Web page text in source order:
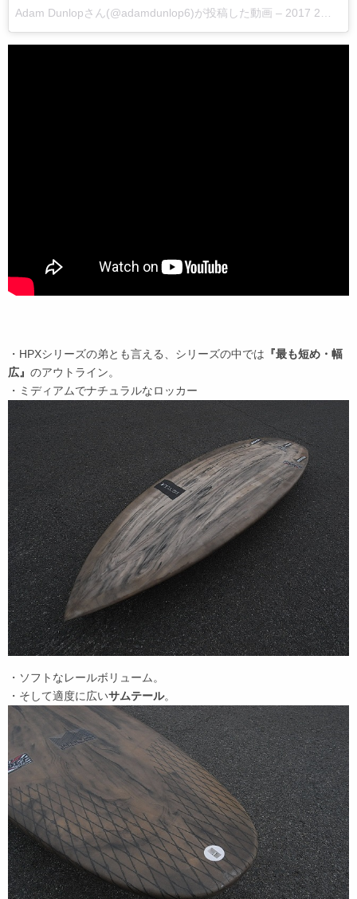
Adam Dunlopさん(@adamdunlop6)が投稿した動画 – 2017 2月 6 2:00午後 PST
・HPXシリーズの弟とも言える、シリーズの中では 『最も短め・幅
広』 のアウトライン。
・ミディアムでナチュラルなロッカー
・ソフトなレールボリューム。
・そして適度に広いサムテール。